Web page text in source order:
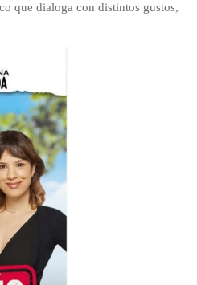
que dialoga con distintos gustos,